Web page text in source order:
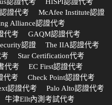
證代考
McAfee Institute認證
Alliance認證代考
代考
GAQM認證代考
認證
The IIA認證代考
Star Certification代考
代考
EC First認證代考
代考
Check Point認證代考
認證代考
Palo Alto認證代考
牛津Ellt內測考試代考